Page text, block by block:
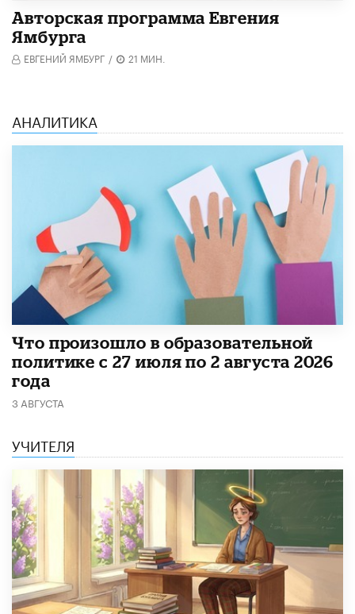
Авторская программа Евгения
Ямбурга
ЕВГЕНИЙ ЯМБУРГ / 21 МИН.
АНАЛИТИКА
​Что произошло в образовательной
политике с 27 июля по 2 августа 2026
года
3 АВГУСТА
УЧИТЕЛЯ